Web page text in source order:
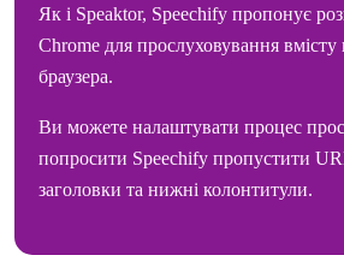
Як і Speaktor, Speechify пропонує
Chrome для прослуховування вмісту
браузера.
Ви можете налаштувати процес
попросити Speechify пропустити
заголовки та нижні колонтитули.